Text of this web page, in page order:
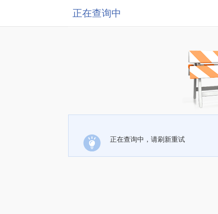
正在查询中
正在查询中，请刷新重试